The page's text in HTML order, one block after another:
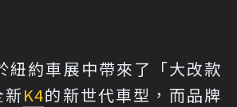
紐約車展中帶來了「大改款
新K4的新世代車型，而品牌